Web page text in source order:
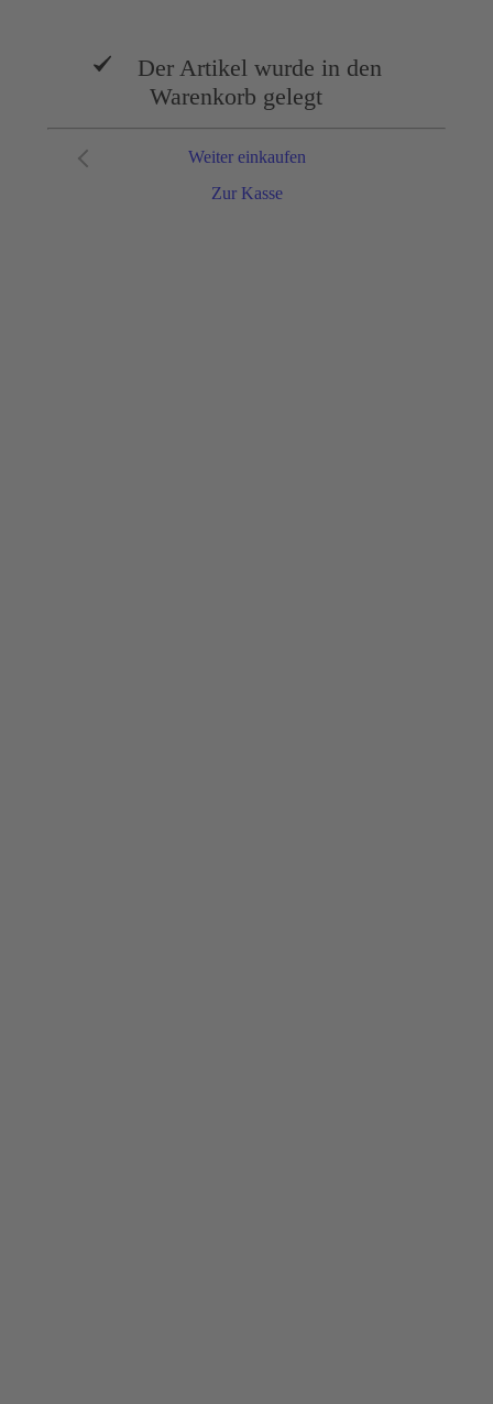
Der Artikel wurde in den
Warenkorb gelegt
Zur Kasse
Weiter einkaufen